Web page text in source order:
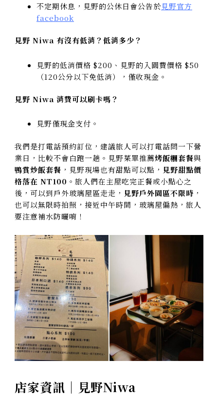
不定期休息，見野的公休日會公告於見野官方
facebook
見野 Niwa 有沒有低消？低消多少？
見野的低消價格 $200、見野的入園費價格 $50
（120公分以下免低消），僅收現金。
見野 Niwa 消費可以刷卡嗎？
見野僅現金支付。
我們是打電話預約訂位，建議旅人可以打電話問一下營
業日，比較不會白跑一趟。見野菜單推薦烤飯糰套餐與
鴨賞炒飯套餐 ，見野現場也有甜點可以點， 見野甜點價
格落在 NT100 。旅人們在主屋吃完正餐或小點心之
後，可以到戶外玻璃屋區走走， 見野戶外園區不限時 ，
也可以無限時拍照，接近中午時間，玻璃屋偏熱，旅人
要注意補水防曬唷！
店家資訊｜見野Niwa